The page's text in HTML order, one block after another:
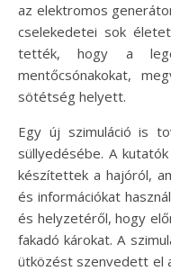
az elektromos
cselekedetei sok
tették, hogy a
mentőcsónakokat,
sötétség helyett.
Egy új szimuláció is
süllyedésébe. A
készítettek a hajóról,
és információkat
és helyzetéről, hogy
fakadó károkat. A
ütközést szenvedett el